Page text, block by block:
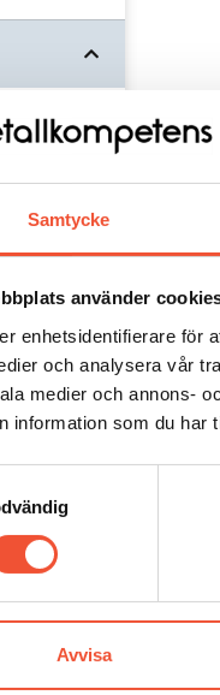
Samtycke
använder
enhetsidentifierare för
och analysera vår
medier och annons-
information som du har
Avvisa